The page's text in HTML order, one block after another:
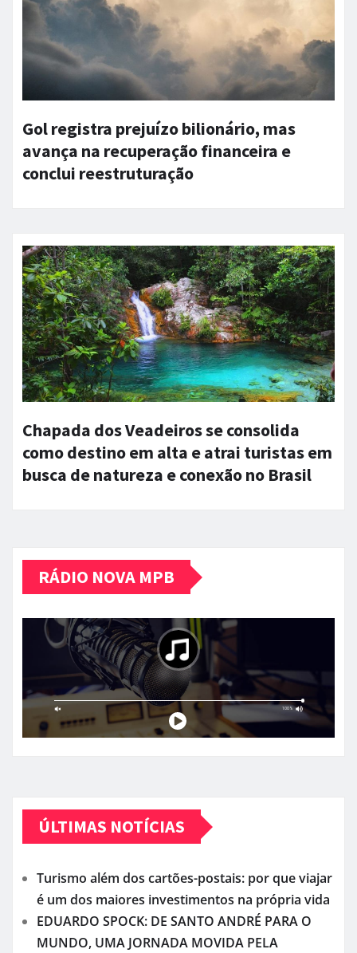
Gol registra prejuízo bilionário, mas
avança na recuperação financeira e
conclui reestruturação
Chapada dos Veadeiros se consolida
como destino em alta e atrai turistas em
busca de natureza e conexão no Brasil
RÁDIO NOVA MPB
ÚLTIMAS NOTÍCIAS
Turismo além dos cartões-postais: por que viajar
é um dos maiores investimentos na própria vida
EDUARDO SPOCK: DE SANTO ANDRÉ PARA O
MUNDO, UMA JORNADA MOVIDA PELA